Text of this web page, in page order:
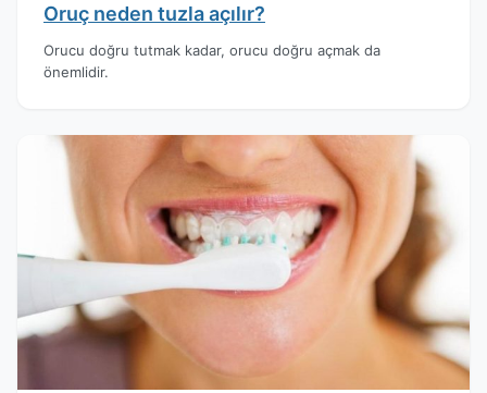
Oruç neden tuzla açılır?
Orucu doğru tutmak kadar, orucu doğru açmak da
önemlidir.